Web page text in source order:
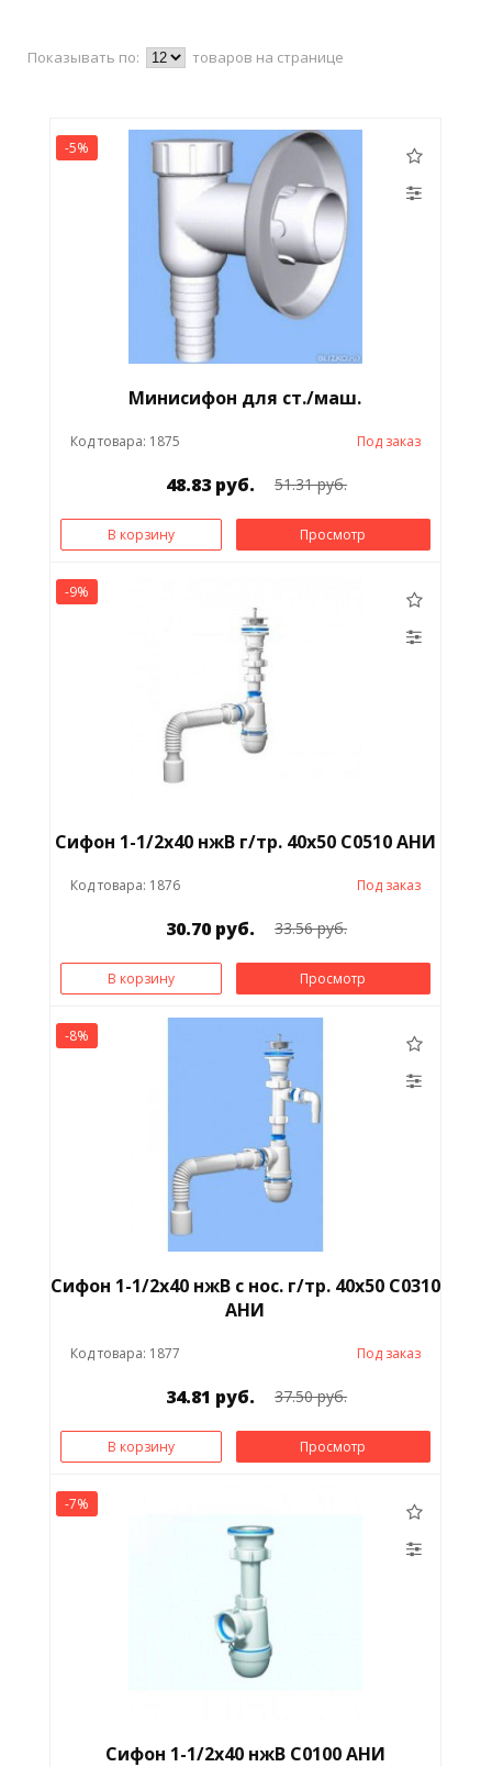
Показывать по: товаров на странице
-5%
Минисифон для ст./маш.
Код товара: 1875 Под заказ
48.83 руб. 51.31 руб.
В корзину Просмотр
-9%
Сифон 1-1/2х40 нжВ г/тр. 40x50 С0510 АНИ
Код товара: 1876 Под заказ
30.70 руб. 33.56 руб.
В корзину Просмотр
-8%
Сифон 1-1/2х40 нжВ с нос. г/тр. 40х50 С0310
АНИ
Код товара: 1877 Под заказ
34.81 руб. 37.50 руб.
В корзину Просмотр
-7%
Сифон 1-1/2х40 нжВ С0100 АНИ